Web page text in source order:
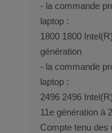
- la commande
laptop :
1800 1800
génération
- la commande
laptop :
2496 2496
11e génération à
Compte tenu